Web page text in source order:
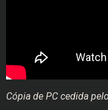
Cópia de PC cedida